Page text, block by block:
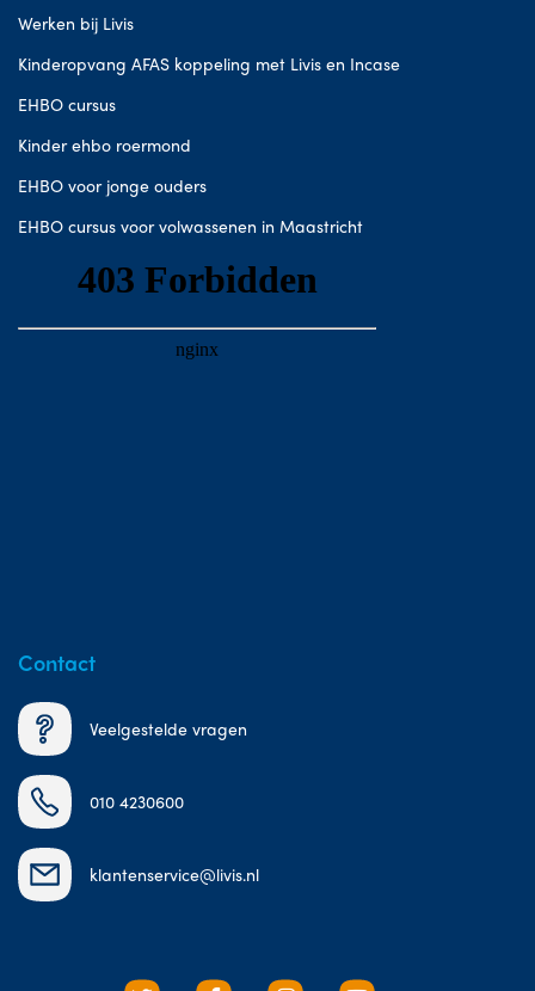
Werken bij Livis
Kinderopvang AFAS koppeling met Livis en Incase
EHBO cursus
Kinder ehbo roermond
EHBO voor jonge ouders
EHBO cursus voor volwassenen in Maastricht
Contact
Veelgestelde vragen
010 4230600
klantenservice@livis.nl